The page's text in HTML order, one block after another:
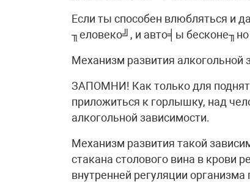
Если ты способен влюбляться и
╖еловеко╝, и авто╡ы
Механизм развития алкогольной
ЗАПОМНИ! Как только для
приложиться к горлышку, над
алкогольной зависимости.
Механизм развития такой
стакана столового вина в крови
внутренней регуляции